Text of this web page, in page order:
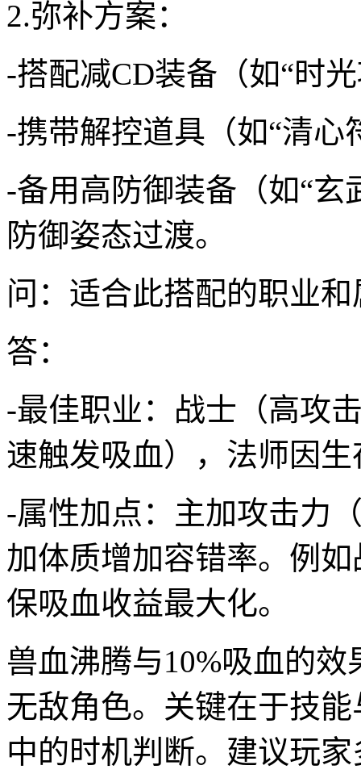
2.弥补方案：
-搭配减CD装备（如“时
-携带解控道具（如“清心
-备用高防御装备（如“玄
防御姿态过渡。
问：适合此搭配的职业
答：
-最佳职业：战士（高攻
速触发吸血），法师因
-属性加点：主加攻击力
加体质增加容错率。例
保吸血收益最大化。
兽血沸腾与10%吸血的
无敌角色。关键在于技
中的时机判断。建议玩